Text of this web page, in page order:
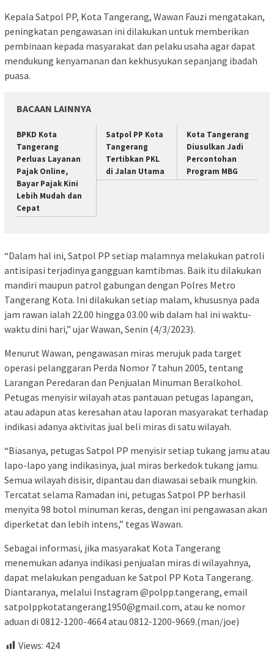
Kepala Satpol PP, Kota Tangerang, Wawan Fauzi mengatakan,
peningkatan pengawasan ini dilakukan untuk memberikan
pembinaan kepada masyarakat dan pelaku usaha agar dapat
mendukung kenyamanan dan kekhusyukan sepanjang ibadah
puasa.
BACAAN LAINNYA
BPKD Kota
Tangerang
Perluas Layanan
Pajak Online,
Bayar Pajak Kini
Lebih Mudah dan
Cepat
Satpol PP Kota
Tangerang
Tertibkan PKL
di Jalan Utama
Kota Tangerang
Diusulkan Jadi
Percontohan
Program MBG
“Dalam hal ini, Satpol PP setiap malamnya melakukan patroli
antisipasi terjadinya gangguan kamtibmas. Baik itu dilakukan
mandiri maupun patrol gabungan dengan Polres Metro
Tangerang Kota. Ini dilakukan setiap malam, khususnya pada
jam rawan ialah 22.00 hingga 03.00 wib dalam hal ini waktu-
waktu dini hari,” ujar Wawan, Senin (4/3/2023).
Menurut Wawan, pengawasan miras merujuk pada target
operasi pelanggaran Perda Nomor 7 tahun 2005, tentang
Larangan Peredaran dan Penjualan Minuman Beralkohol.
Petugas menyisir wilayah atas pantauan petugas lapangan,
atau adapun atas keresahan atau laporan masyarakat terhadap
indikasi adanya aktivitas jual beli miras di satu wilayah.
“Biasanya, petugas Satpol PP menyisir setiap tukang jamu atau
lapo-lapo yang indikasinya, jual miras berkedok tukang jamu.
Semua wilayah disisir, dipantau dan diawasai sebaik mungkin.
Tercatat selama Ramadan ini, petugas Satpol PP berhasil
menyita 98 botol minuman keras, dengan ini pengawasan akan
diperketat dan lebih intens,” tegas Wawan.
Sebagai informasi, jika masyarakat Kota Tangerang
menemukan adanya indikasi penjualan miras di wilayahnya,
dapat melakukan pengaduan ke Satpol PP Kota Tangerang.
Diantaranya, melalui Instagram @polpp.tangerang, email
satpolppkotatangerang1950@gmail.com, atau ke nomor
aduan di 0812-1200-4664 atau 0812-1200-9669.(man/joe)
Views: 424